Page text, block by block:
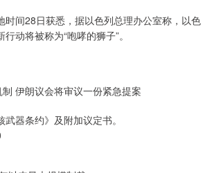
时间28日获悉，据以色列总理办公室称，以色
动将被称为“咆哮的狮子”。
制 伊朗议会将审议一份紧急提案
器条约》及附加议定书。